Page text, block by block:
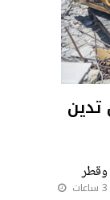
والأردن وقطر ومصر.. 8 دول تدين
​وقطر